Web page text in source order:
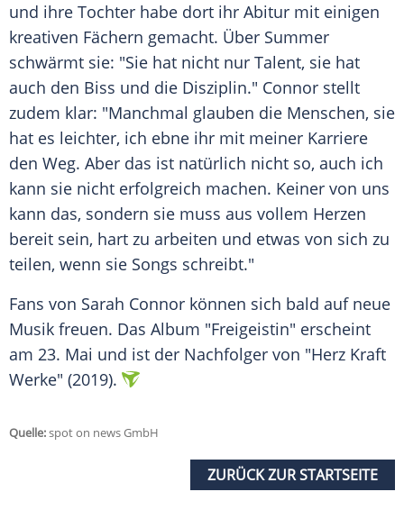
und ihre Tochter habe dort ihr Abitur mit einigen
kreativen Fächern gemacht. Über Summer
schwärmt sie: "Sie hat nicht nur Talent, sie hat
auch den Biss und die Disziplin." Connor stellt
zudem klar: "Manchmal glauben die Menschen, sie
hat es leichter, ich ebne ihr mit meiner Karriere
den Weg. Aber das ist natürlich nicht so, auch ich
kann sie nicht erfolgreich machen. Keiner von uns
kann das, sondern sie muss aus vollem Herzen
bereit sein, hart zu arbeiten und etwas von sich zu
teilen, wenn sie Songs schreibt."
Fans von Sarah Connor können sich bald auf neue
Musik freuen. Das Album "Freigeistin" erscheint
am 23. Mai und ist der Nachfolger von "Herz Kraft
Werke" (2019).
Quelle:spot on news GmbH
ZURÜCK ZUR STARTSEITE